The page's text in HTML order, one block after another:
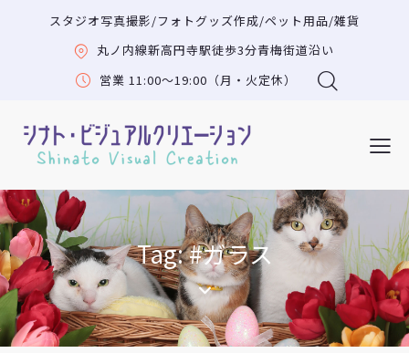
スタジオ写真撮影/フォトグッズ作成/ペット用品/雑貨
丸ノ内線新高円寺駅徒歩3分青梅街道沿い
営業 11:00〜19:00（月・火定休）
Tag: #ガラス